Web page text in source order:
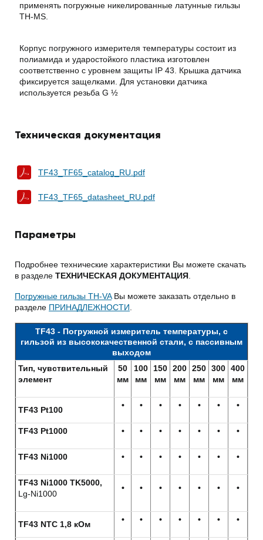
применять погружные никелированные латунные гильзы
TH-MS.
Корпус погружного измерителя температуры состоит из
полиамида и ударостойкого пластика изготовлен
соответственно с уровнем защиты IP 43. Крышка датчика
фиксируется защелками. Для установки датчика
используется резьба G ½
Техническая документация
TF43_TF65_catalog_RU.pdf
TF43_TF65_datasheet_RU.pdf
Параметры
Подробнее технические характеристики Вы можете скачать
в разделе ТЕХНИЧЕСКАЯ ДОКУМЕНТАЦИЯ.
Погружные гильзы TH-VAВы можете заказать отдельно в
разделе ПРИНАДЛЕЖНОСТИ.
TF43 - Погружной измеритель температуры, с
гильзой из высококачественной стали, с пассивным
выходом
Тип, чувствительный
элемент
50
мм
100
мм
150
мм
200
мм
250
мм
300
мм
400
мм
TF43 Pt100 • • • • • • •
TF43 Pt1000 • • • • • • •
TF43 Ni1000 • • • • • • •
TF43 Ni1000 TK5000,
Lg-Ni1000
• • • • • • •
TF43 NTC 1,8 кОм • • • • • • •